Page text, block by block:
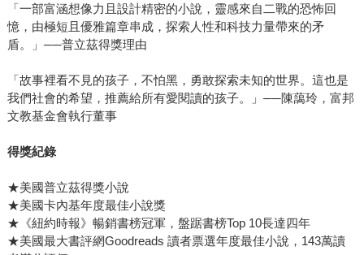
「一部富涵想像力且設計精密的小說，靈感來自二戰的恐怖回
憶，由極短且優雅篇章串成，探索人性和科技力量帶來的矛
盾。」──普立茲得獎理由
「故事裡看不見的孩子，不怕黑，勇敢探索未知的世界。這也是
我們社會的希望，推薦給所有愛閱讀的孩子。」──陳藹玲，富邦
文教基金會執行董事
得獎紀錄
★美國普立茲得獎小說
★美國卡內基年度最佳小說獎
★《紐約時報》暢銷書榜冠軍，盤踞書榜Top 10長達四年
★美國最大書評網Goodreads 讀者票選年度最佳小說，143萬讀